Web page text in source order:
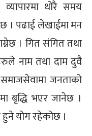
व्यापारमा थोरै समय
। पढाई लेखाईमा मन
। गित संगित तथा
नाम तथा दाम दुवै
जनताको
बृद्धि भएर जानेछ ।
हुने योग रहेकोछ ।